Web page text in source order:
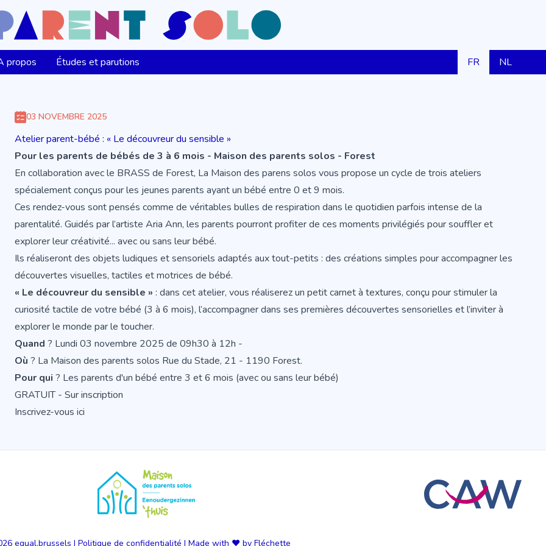
propos Études et parutions FR NL
03 NOVEMBRE 2025
Atelier parent-bébé : « Le découvreur du sensible »
Pour les parents de bébés de 3 à 6 mois - Maison des parents solos - Forest
En collaboration avec le BRASS de Forest, La Maison des parens solos vous propose un cycle de trois ateliers
spécialement conçus pour les jeunes parents ayant un bébé entre 0 et 9 mois.
Ces rendez-vous sont pensés comme de véritables bulles de respiration dans le quotidien parfois intense de la
parentalité. Guidés par l’artiste Aria Ann, les parents pourront profiter de ces moments privilégiés pour souffler et
explorer leur créativité... avec ou sans leur bébé.
Ils réaliseront des objets ludiques et sensoriels adaptés aux tout-petits : des créations simples pour accompagner les
découvertes visuelles, tactiles et motrices de bébé.
« Le découvreur du sensible » : dans cet atelier, vous réaliserez un petit carnet à textures, conçu pour stimuler la
curiosité tactile de votre bébé (3 à 6 mois), l’accompagner dans ses premières découvertes sensorielles et l’inviter à
explorer le monde par le toucher.
Quand ? Lundi 03 novembre 2025 de 09h30 à 12h -
Où ? La Maison des parents solos Rue du Stade, 21 - 1190 Forest.
Pour qui ? Les parents d'un bébé entre 3 et 6 mois (avec ou sans leur bébé)
GRATUIT - Sur inscription
Inscrivez-vous ici
equal.brussels | Politique de confidentialité | Made with ❤️ by Fléchette